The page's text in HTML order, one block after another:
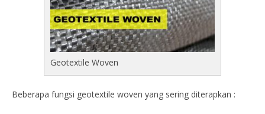
Geotextile Woven
Beberapa fungsi geotextile woven yang sering diterapkan :